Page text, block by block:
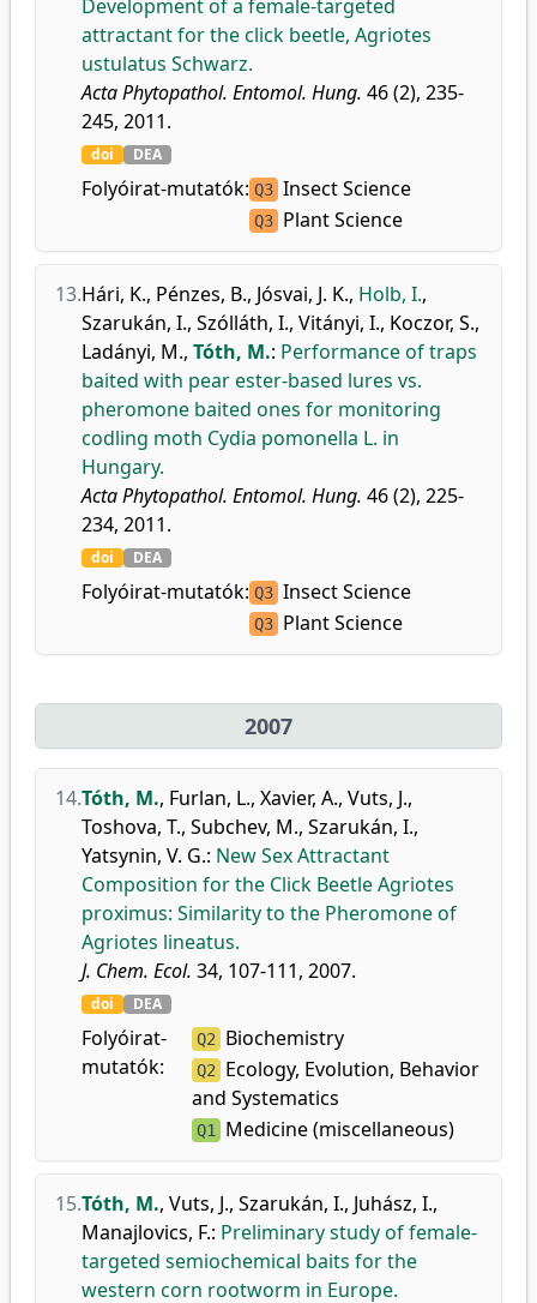
Development of a female-targeted
attractant for the click beetle, Agriotes
ustulatus Schwarz.
Acta Phytopathol. Entomol. Hung. 46 (2), 235-
245, 2011.
doi DEA
Folyóirat-mutatók: Q3 Insect Science
Q3 Plant Science
13.Hári, K., Pénzes, B., Jósvai, J. K., Holb, I.,
Szarukán, I., Szólláth, I., Vitányi, I., Koczor, S.,
Ladányi, M., Tóth, M.: Performance of traps
baited with pear ester-based lures vs.
pheromone baited ones for monitoring
codling moth Cydia pomonella L. in
Hungary.
Acta Phytopathol. Entomol. Hung. 46 (2), 225-
234, 2011.
doi DEA
Folyóirat-mutatók: Q3 Insect Science
Q3 Plant Science
2007
14.Tóth, M., Furlan, L., Xavier, A., Vuts, J.,
Toshova, T., Subchev, M., Szarukán, I.,
Yatsynin, V. G.: New Sex Attractant
Composition for the Click Beetle Agriotes
proximus: Similarity to the Pheromone of
Agriotes lineatus.
J. Chem. Ecol. 34, 107-111, 2007.
doi DEA
Folyóirat-
mutatók:
Q2 Biochemistry
Q2
Ecology, Evolution, Behavior
and Systematics
Q1 Medicine (miscellaneous)
15.Tóth, M., Vuts, J., Szarukán, I., Juhász, I.,
Manajlovics, F.: Preliminary study of female-
targeted semiochemical baits for the
western corn rootworm in Europe.